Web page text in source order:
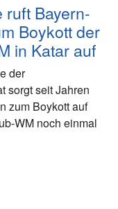
ruft Bayern-
Boykott der
in Katar auf
der
sorgt seit Jahren
zum Boykott auf
WM noch einmal